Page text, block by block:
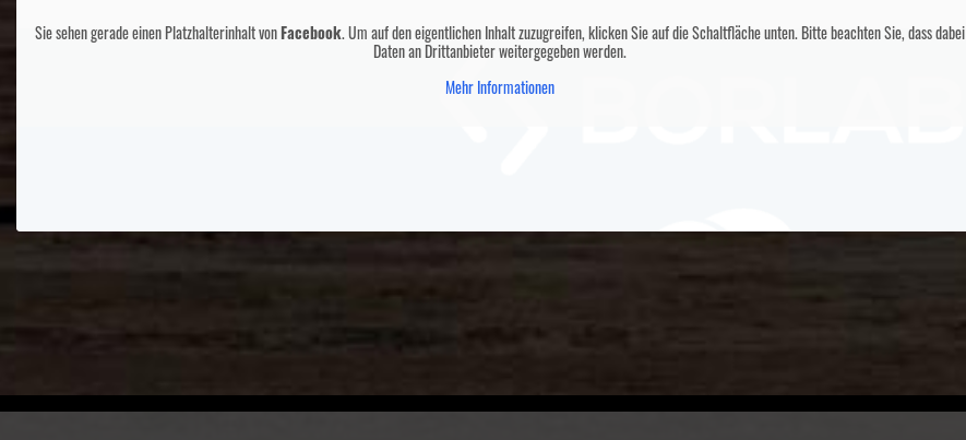
Sie sehen gerade einen Platzhalterinhalt vonFacebook. Um auf den eigentlichen Inhalt zuzugreifen, klicken Sie auf die Schaltfläche unten. Bitte beachten Sie, dass dabei
Daten an Drittanbieter weitergegeben werden.
Mehr Informationen